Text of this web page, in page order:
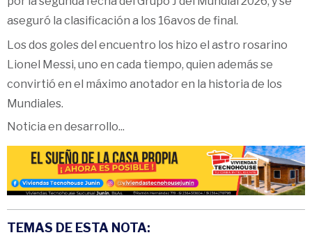
aseguró la clasificación a los 16avos de final.
Los dos goles del encuentro los hizo el astro rosarino
Lionel Messi, uno en cada tiempo, quien además se
convirtió en el máximo anotador en la historia de los
Mundiales.
Noticia en desarrollo...
TEMAS DE ESTA NOTA: